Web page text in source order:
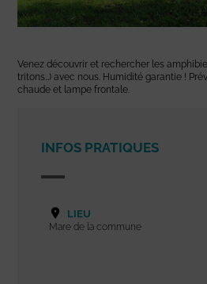
Venez découvrir et rechercher les
tritons…) avec nous. Humidité garantie !
chaude et lampe frontale.
INFOS PRATIQUES
LIEU
Mare de la commune